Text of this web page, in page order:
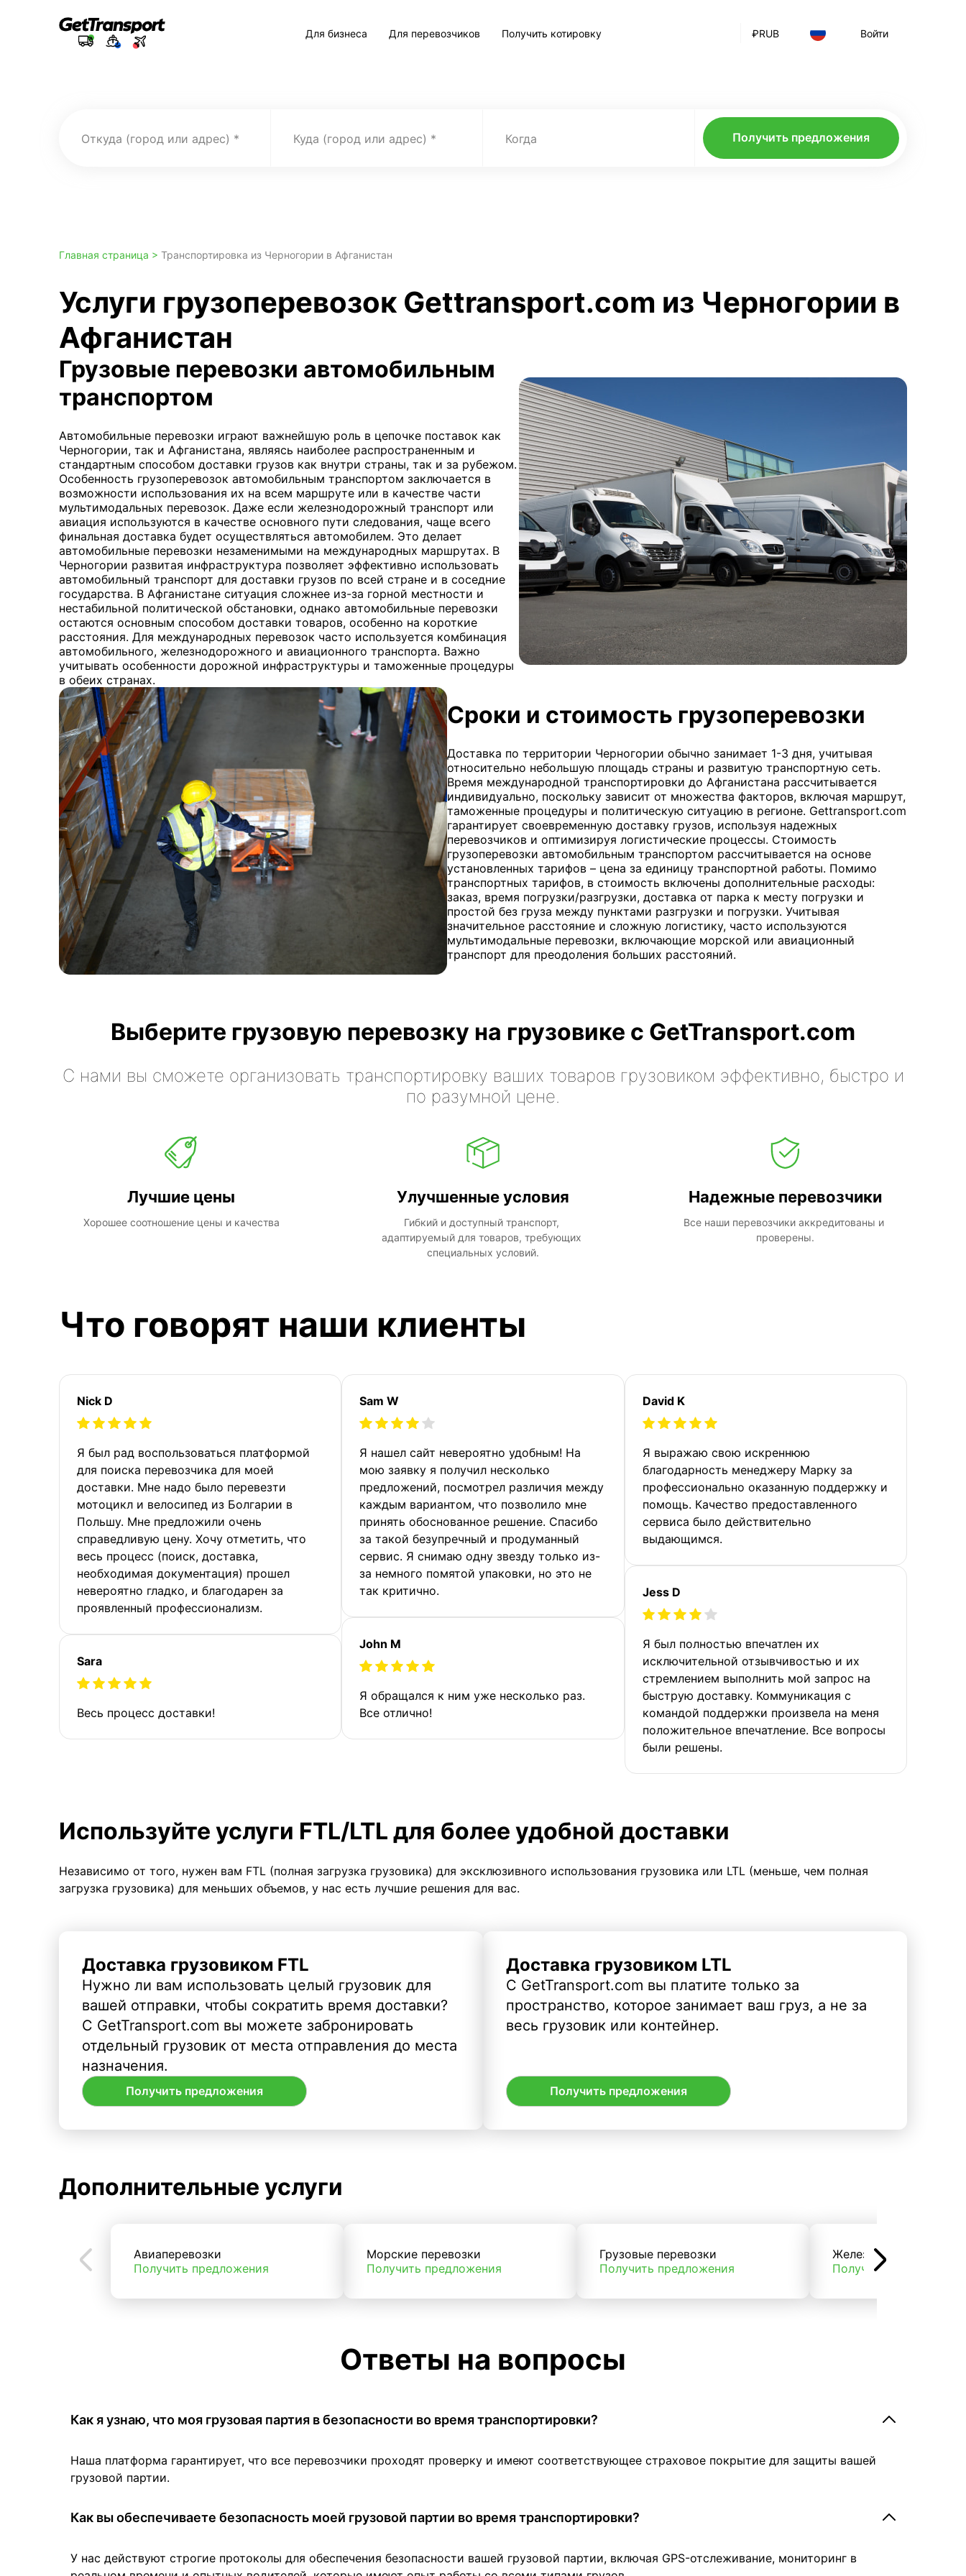
₽RUB Войти
Для бизнеса Для перевозчиков Получить котировку
Откуда (город или адрес) Куда (город или адрес) Когда Получить предложения
Главная страница > Транспортировка из Черногории в Афганистан
Услуги грузоперевозок Gettransport.com из Черногории в
Афганистан
Грузовые перевозки автомобильным
транспортом
Автомобильные перевозки играют важнейшую роль в цепочке поставок как
Черногории, так и Афганистана, являясь наиболее распространенным и
стандартным способом доставки грузов как внутри страны, так и за рубежом.
Особенность грузоперевозок автомобильным транспортом заключается в
возможности использования их на всем маршруте или в качестве части
мультимодальных перевозок. Даже если железнодорожный транспорт или
авиация используются в качестве основного пути следования, чаще всего
финальная доставка будет осуществляться автомобилем. Это делает
автомобильные перевозки незаменимыми на международных маршрутах. В
Черногории развитая инфраструктура позволяет эффективно использовать
автомобильный транспорт для доставки грузов по всей стране и в соседние
государства. В Афганистане ситуация сложнее из-за горной местности и
нестабильной политической обстановки, однако автомобильные перевозки
остаются основным способом доставки товаров, особенно на короткие
расстояния. Для международных перевозок часто используется комбинация
автомобильного, железнодорожного и авиационного транспорта. Важно
учитывать особенности дорожной инфраструктуры и таможенные процедуры
в обеих странах.
Сроки и стоимость грузоперевозки
Доставка по территории Черногории обычно занимает 1-3 дня, учитывая
относительно небольшую площадь страны и развитую транспортную сеть.
Время международной транспортировки до Афганистана рассчитывается
индивидуально, поскольку зависит от множества факторов, включая маршрут,
таможенные процедуры и политическую ситуацию в регионе. Gettransport.com
гарантирует своевременную доставку грузов, используя надежных
перевозчиков и оптимизируя логистические процессы. Стоимость
грузоперевозки автомобильным транспортом рассчитывается на основе
установленных тарифов – цена за единицу транспортной работы. Помимо
транспортных тарифов, в стоимость включены дополнительные расходы:
заказ, время погрузки/разгрузки, доставка от парка к месту погрузки и
простой без груза между пунктами разгрузки и погрузки. Учитывая
значительное расстояние и сложную логистику, часто используются
мультимодальные перевозки, включающие морской или авиационный
транспорт для преодоления больших расстояний.
Выберите грузовую перевозку на грузовике с GetTransport.com
С нами вы сможете организовать транспортировку ваших товаров грузовиком эффективно, быстро и
по разумной цене.
Лучшие цены
Хорошее соотношение цены и качества
Улучшенные условия
Гибкий и доступный транспорт,
адаптируемый для товаров, требующих
специальных условий.
Надежные перевозчики
Все наши перевозчики аккредитованы и
проверены.
Что говорят наши клиенты
Nick D
Я был рад воспользоваться платформой
для поиска перевозчика для моей
доставки. Мне надо было перевезти
мотоцикл и велосипед из Болгарии в
Польшу. Мне предложили очень
справедливую цену. Хочу отметить, что
весь процесс (поиск, доставка,
необходимая документация) прошел
невероятно гладко, и благодарен за
проявленный профессионализм.
Sara
Весь процесс доставки!
Sam W
Я нашел сайт невероятно удобным! На
мою заявку я получил несколько
предложений, посмотрел различия между
каждым вариантом, что позволило мне
принять обоснованное решение. Спасибо
за такой безупречный и продуманный
сервис. Я снимаю одну звезду только из-
за немного помятой упаковки, но это не
так критично.
John M
Я обращался к ним уже несколько раз.
Все отлично!
David K
Я выражаю свою искреннюю
благодарность менеджеру Марку за
профессионально оказанную поддержку и
помощь. Качество предоставленного
сервиса было действительно
выдающимся.
Jess D
Я был полностью впечатлен их
исключительной отзывчивостью и их
стремлением выполнить мой запрос на
быструю доставку. Коммуникация с
командой поддержки произвела на меня
положительное впечатление. Все вопросы
были решены.
Используйте услуги FTL/LTL для более удобной доставки
Независимо от того, нужен вам FTL (полная загрузка грузовика) для эксклюзивного использования грузовика или LTL (меньше, чем полная
загрузка грузовика) для меньших объемов, у нас есть лучшие решения для вас.
Доставка грузовиком FTL
Нужно ли вам использовать целый грузовик для
вашей отправки, чтобы сократить время доставки?
С GetTransport.com вы можете забронировать
отдельный грузовик от места отправления до места
назначения.
Получить предложения
Доставка грузовиком LTL
С GetTransport.com вы платите только за
пространство, которое занимает ваш груз, а не за
весь грузовик или контейнер.
Получить предложения
Дополнительные услуги
Авиаперевозки
Получить предложения
Морские перевозки
Получить предложения
Грузовые перевозки
Получить предложения
Железнодорожные
Получить
Ответы на вопросы
Как я узнаю, что моя грузовая партия в безопасности во время транспортировки?
Наша платформа гарантирует, что все перевозчики проходят проверку и имеют соответствующее страховое покрытие для защиты вашей
грузовой партии.
Как вы обеспечиваете безопасность моей грузовой партии во время транспортировки?
У нас действуют строгие протоколы для обеспечения безопасности вашей грузовой партии, включая GPS-отслеживание, мониторинг в